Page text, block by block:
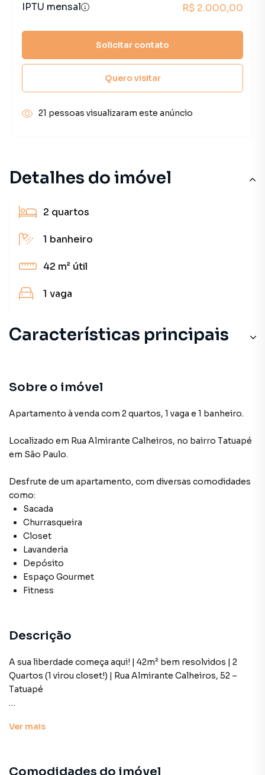
Detalhes do imóvel
2 quartos
1 banheiro
42 m² útil
1 vaga
Características principais
Sobre o imóvel
Apartamento à venda com 2 quartos, 1 vaga e 1 banheiro.
Localizado em Rua Almirante Calheiros, no bairro Tatuapé
em São Paulo.
Desfrute de um apartamento, com diversas comodidades
como:
Sacada
Churrasqueira
Closet
Lavanderia
Depósito
Espaço Gourmet
Fitness
Descrição
A sua liberdade começa aqui! | 42m² bem resolvidos | 2
Quartos (1 virou closet!) | Rua Almirante Calheiros, 52 –
Tatuapé
ser o primeiro passo da sua independência — ou o início
Localizado na Rua Almirante Calheiros, 52, no coração do
Ver mais
Comodidades do imóvel
IPTU mensal
R$ 2.000,00
Solicitar contato
Quero visitar
21 pessoas visualizaram este anúncio